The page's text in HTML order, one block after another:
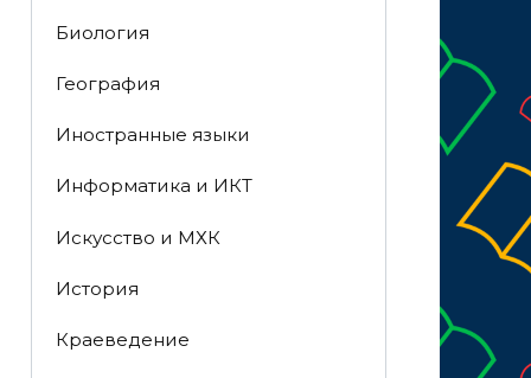
Биология
География
Иностранные языки
Информатика и ИКТ
Искусство и МХК
История
Краеведение